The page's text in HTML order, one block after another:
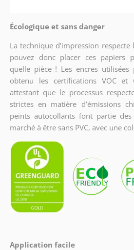
Écologique et sans danger
La technique d’impression respecte
pouvez donc placer ces papiers
quelle pièce ! Les encres utilisées
obtenu les certifications VOC et
attestant que le processus
strictes en matière d’émissions
peints autocollants font partie
marché à être sans PVC, avec une
Application facile